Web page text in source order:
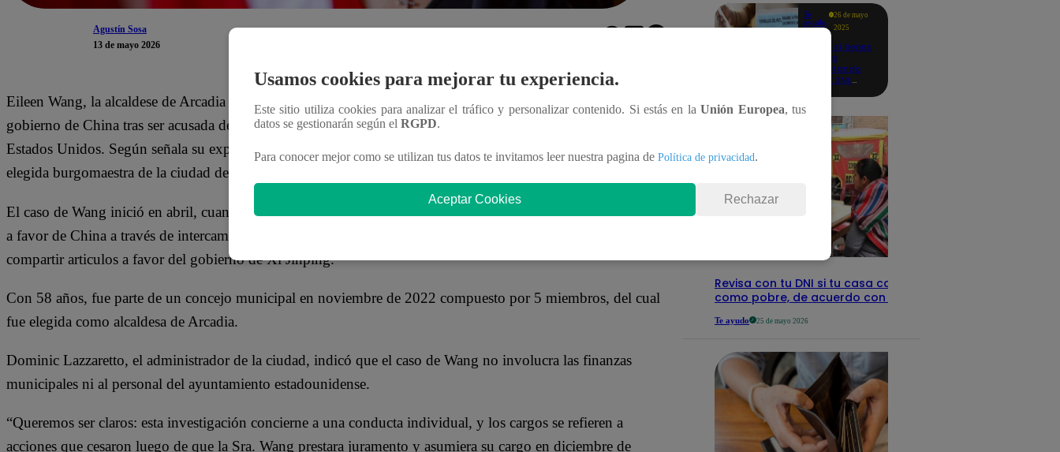
Agustín Sosa
13 de mayo 2026
Eileen Wang, la alcaldese de Arcadia en California, se declaró culpable de actuar como agente encubierto del
gobierno de China tras ser acusada de compartir artículos favorables a Beijing sin notificar previamente a
Estados Unidos. Según señala su expediente, Wang actuaba como dicha figura antes del 2022, año en que fue
elegida burgomaestra de la ciudad del condado de Los Ángeles.
El caso de Wang inició en abril, cuando fue cusada de actuar dentro de los Estados Uidos como agente ilegal
a favor de China a través de intercambio de información u ordenes de funcionarios chinos, tales como
compartir articulos a favor del gobierno de Xi Jinping.
Con 58 años, fue parte de un concejo municipal en noviembre de 2022 compuesto por 5 miembros, del cual
fue elegida como alcaldesa de Arcadia.
Dominic Lazzaretto, el administrador de la ciudad, indicó que el caso de Wang no involucra las finanzas
municipales ni al personal del ayuntamiento estadounidense.
“Queremos ser claros: esta investigación concierne a una conducta individual, y los cargos se refieren a
acciones que cesaron luego de que la Sra. Wang prestara juramento y asumiera su cargo en diciembre de
Te
ayudo
26 de mayo
2025
Revisa si tienes
deudas
consultando
con tu DNI:
detalles
Revisa con tu DNI si tu casa califica
como pobre, de acuerdo con el Sisfoh
Te ayudo 25 de mayo 2026
Usamos cookies para mejorar tu experiencia.
Este sitio utiliza cookies para analizar el tráfico y personalizar contenido. Si estás en laUnión Europea, tus
datos se gestionarán según el RGPD.
Para conocer mejor como se utilizan tus datos te invitamos leer nuestra pagina de Política de privacidad.
Aceptar Cookies Rechazar